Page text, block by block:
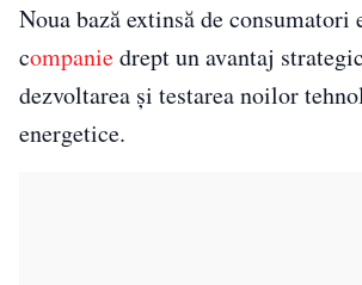
Noua bază extinsă de consumatori
companiedrept un avantaj
dezvoltarea și testarea noilor
energetice.